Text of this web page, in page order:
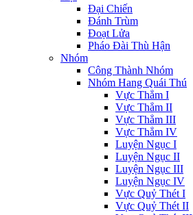
Đại Chiến
Đánh Trùm
Đoạt Lửa
Pháo Đài Thù Hận
Nhóm
Công Thành Nhóm
Nhóm Hang Quái Thú
Vực Thẳm I
Vực Thẳm II
Vực Thẳm III
Vực Thẳm IV
Luyện Ngục I
Luyện Ngục II
Luyện Ngục III
Luyện Ngục IV
Vực Quỷ Thét I
Vực Quỷ Thét II